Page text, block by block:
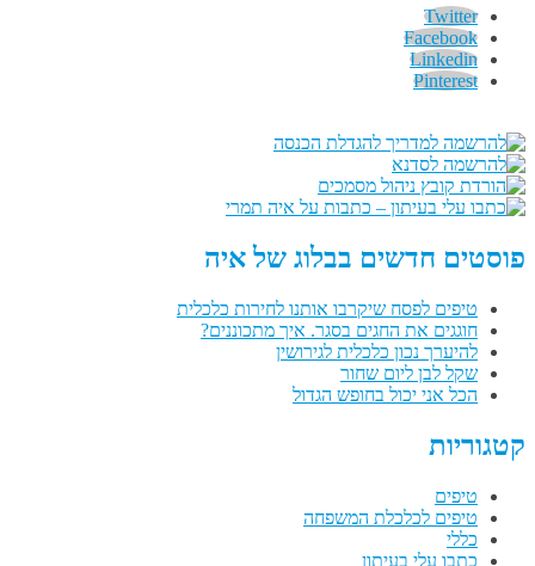
Twitter
Facebook
Linkedin
Pinterest
פוסטים חדשים בבלוג של איה
טיפים לפסח שיקרבו אותנו לחירות כלכלית
חוגגים את החגים בסגר. איך מתכוננים?
להיערך נכון כלכלית לגירושין
שקל לבן ליום שחור
הכל אני יכול בחופש הגדול
קטגוריות
טיפים
טיפים לכלכלת המשפחה
כללי
כתבו עלי בעיתון